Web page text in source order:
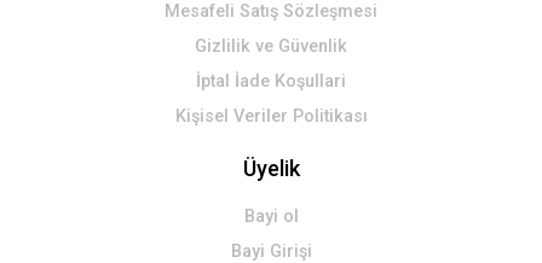
Mesafeli Satış Sözleşmesi
Gizlilik ve Güvenlik
İptal İade Koşullari
Kişisel Veriler Politikası
Üyelik
Bayi ol
Bayi Girişi